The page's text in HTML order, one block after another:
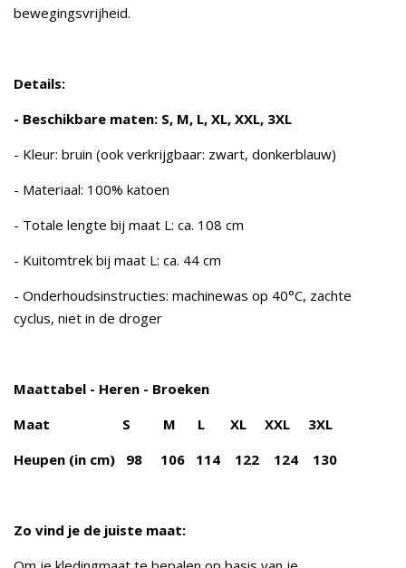
bewegingsvrijheid.
Details:
- Beschikbare maten: S, M, L, XL, XXL, 3XL
- Kleur: bruin (ook verkrijgbaar: zwart, donkerblauw)
- Materiaal: 100% katoen
- Totale lengte bij maat L: ca. 108 cm
- Kuitomtrek bij maat L: ca. 44 cm
- Onderhoudsinstructies: machinewas op 40°C, zachte
cyclus, niet in de droger
Maattabel - Heren - Broeken
Maat S M L XL XXL 3XL
Heupen (in cm) 98 106 114 122 124 130
Zo vind je de juiste maat: